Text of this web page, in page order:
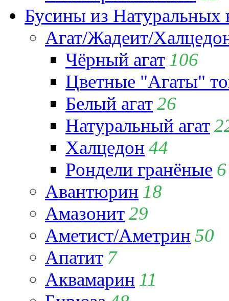
Бусины из Натуральных
Агат/Жадеит/
Чёрный агат 106
Цветные "Агаты"
Белый агат26
Натуральный агат
Халцедон 44
Рондели гранёные 6
Авантюрин 18
Амазонит29
Аметист/Аметрин 50
Апатит 7
Аквамарин 11